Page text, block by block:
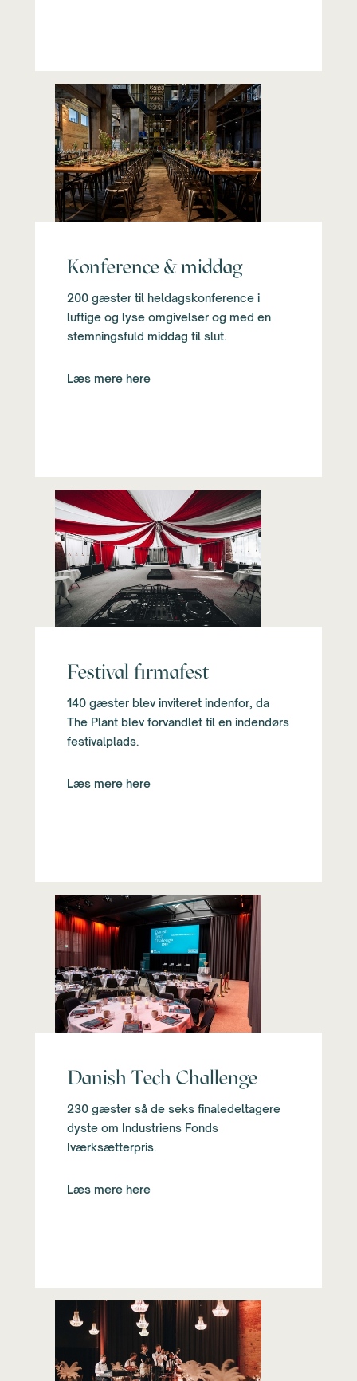
Konference & middag
200 gæster til heldagskonference i
luftige og lyse omgivelser og med en
stemningsfuld middag til slut.
Læs mere here
Festival firmafest
140 gæster blev inviteret indenfor, da
The Plant blev forvandlet til en indendørs
festivalplads.
Læs mere here
Danish Tech Challenge
230 gæster så de seks finaledeltagere
dyste om Industriens Fonds
Iværksætterpris.
Læs mere here